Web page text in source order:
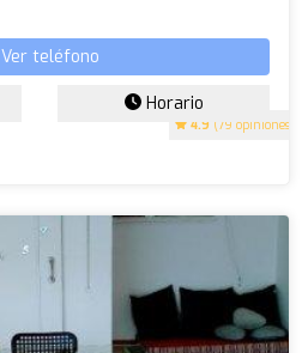
4.9 (79 opiniones)
Ver teléfono
Horario